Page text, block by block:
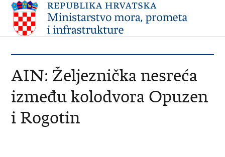
AIN: Željeznička nesreća
između kolodvora Opuzen
i Rogotin